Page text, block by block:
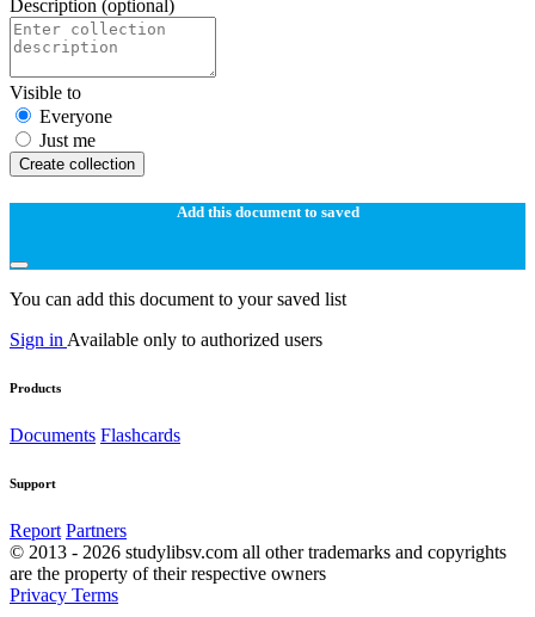
Description (optional)
Visible to
Everyone
Just me
Create collection
Add this document to saved
You can add this document to your saved list
Sign in Available only to authorized users
Products
Documents Flashcards
Support
Report Partners
© 2013 - 2026 studylibsv.com all other trademarks and copyrights
are the property of their respective owners
Privacy Terms